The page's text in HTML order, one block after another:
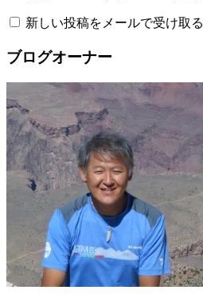
新しい投稿をメールで受け取る
ブログオーナー